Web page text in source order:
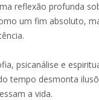
reflexão profunda
um fim absoluto,
psicanálise e
tempo desmonta
a vida.